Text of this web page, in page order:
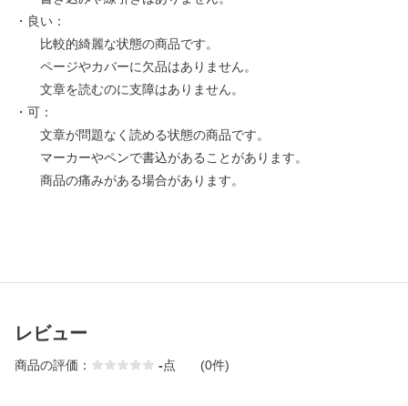
・良い：
比較的綺麗な状態の商品です。
ページやカバーに欠品はありません。
文章を読むのに支障はありません。
・可：
文章が問題なく読める状態の商品です。
マーカーやペンで書込があることがあります。
商品の痛みがある場合があります。
レビュー
商品の評価： -点 (0件)